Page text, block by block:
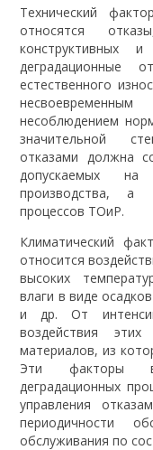
Технический
относятся
конструктивных и
деградационные
естественного
несоблюдением
значительной
отказами должна
допускаемых
производства, а
процессов ТОиР.
Климатический
относится
высоких
влаги в виде
и др. От
воздействия
материалов, из
Эти факторы
деградационных
управления
периодичности
обслуживания по